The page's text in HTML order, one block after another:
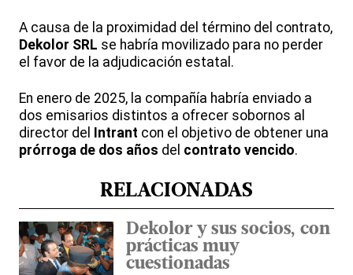
A causa de la proximidad del término del contrato,
Dekolor SRL se habría movilizado para no perder
el favor de la adjudicación estatal.
En enero de 2025, la compañía habría enviado a
dos emisarios distintos a ofrecer sobornos al
director del Intrant con el objetivo de obtener una
prórroga de dos años del contrato vencido.
RELACIONADAS
Dekolor y sus socios, con
prácticas muy
cuestionadas